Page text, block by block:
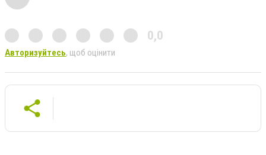
0,0
Авторизуйтесь, щоб оцінити